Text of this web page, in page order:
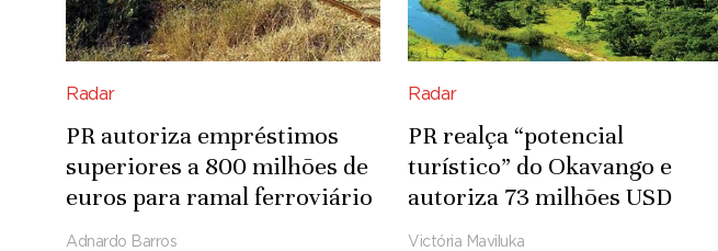
Radar
PR autoriza empréstimos
superiores a 800 milhões de
euros para ramal ferroviário
Luena-Saurimo
Adnardo Barros
Radar
PR realça “potencial
turístico” do Okavango e
autoriza 73 milhões USD
para infra-estruturas
Victória Maviluka